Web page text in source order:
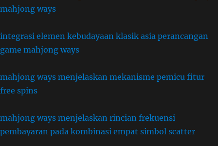
mahjong ways
integrasi elemen kebudayaan klasik asia perancangan
game mahjong ways
mahjong ways menjelaskan mekanisme pemicu fitur
free spins
mahjong ways menjelaskan rincian frekuensi
pembayaran pada kombinasi empat simbol scatter